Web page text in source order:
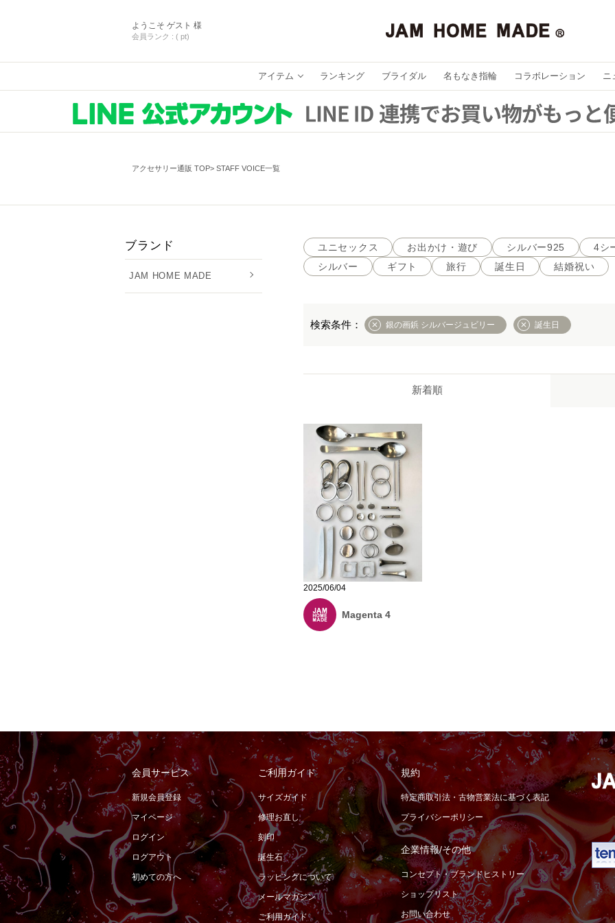
ようこそ ゲスト 様
会員ランク : ( pt)
アイテム ランキング ブライダル 名もなき指輪 コラボレーション ニ
アクセサリー通販 TOP STAFF VOICE一覧
ブランド
JAM HOME MADE
ユニセックス お出かけ・遊び シルバー925
4シ
シルバー
ギフト 旅行 誕生日 結婚祝い
銀の画鋲 シルバージュビリー 誕生日
新着順
2025/06/04
Magenta 4
会員サービス
新規会員登録
マイページ
ログイン
ログアウト
初めての方へ
ご利用ガイド
サイズガイド
修理お直し
刻印
誕生石
ラッピングについて
メールマガジン
ご利用ガイド
規約
特定商取引法・古物営業法に基づく表記
プライバシーポリシー
企業情報/その他
コンセプト・ブランドヒストリー
ショップリスト
お問い合わせ